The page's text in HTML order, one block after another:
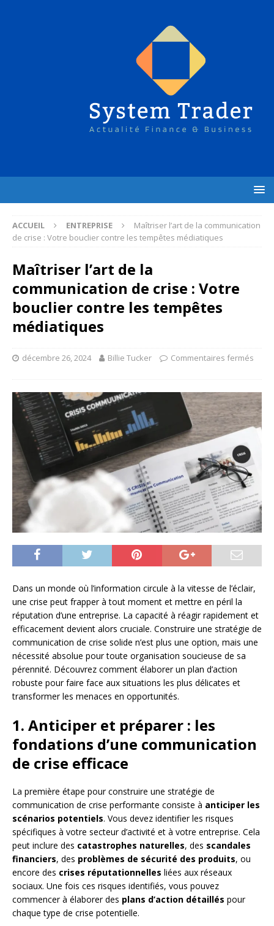
ACCUEIL ENTREPRISE
Maîtriser l’art de la communication
de crise : Votre bouclier contre les tempêtes médiatiques
Maîtriser l’art de la
communication de crise : Votre
bouclier contre les tempêtes
médiatiques
décembre 26, 2024 Billie Tucker Commentaires fermés
Dans un monde où l’information circule à la vitesse de l’éclair,
une crise peut frapper à tout moment et mettre en péril la
réputation d’une entreprise. La capacité à réagir rapidement et
efficacement devient alors cruciale. Construire une stratégie de
communication de crise solide n’est plus une option, mais une
nécessité absolue pour toute organisation soucieuse de sa
pérennité. Découvrez comment élaborer un plan d’action
robuste pour faire face aux situations les plus délicates et
transformer les menaces en opportunités.
1. Anticiper et préparer : les
fondations d’une communication
de crise efficace
La première étape pour construire une stratégie de
communication de crise performante consiste à anticiper les
scénarios potentiels. Vous devez identifier les risques
spécifiques à votre secteur d’activité et à votre entreprise. Cela
peut inclure des catastrophes naturelles, des scandales
financiers, des problèmes de sécurité des produits, ou
encore des crises réputationnelles liées aux réseaux
sociaux. Une fois ces risques identifiés, vous pouvez
commencer à élaborer des plans d’action détaillés pour
chaque type de crise potentielle.